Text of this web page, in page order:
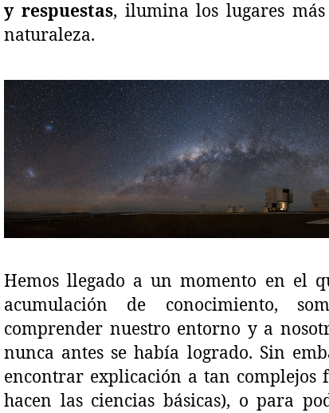
y respuestas, ilumina los lugares
naturaleza.
Hemos llegado a un momento en el
acumulación de conocimiento,
comprender nuestro entorno y a
nunca antes se había logrado. Sin
encontrar explicación a tan complejos
hacen las ciencias básicas), o para